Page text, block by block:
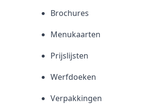
Brochures
Menukaarten
Prijslijsten
Werfdoeken
Verpakkingen